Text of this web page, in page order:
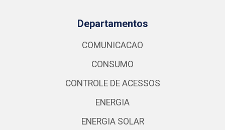
Departamentos
COMUNICACAO
CONSUMO
CONTROLE DE ACESSOS
ENERGIA
ENERGIA SOLAR